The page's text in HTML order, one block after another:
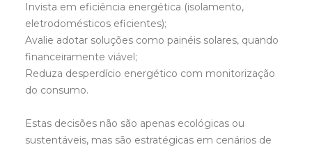
Invista em eficiência energética (isolamento,
eletrodomésticos eficientes);
Avalie adotar soluções como painéis solares, quando
financeiramente viável;
Reduza desperdício energético com monitorização
do consumo.
Estas decisões não são apenas ecológicas ou
sustentáveis, mas são estratégicas em cenários de